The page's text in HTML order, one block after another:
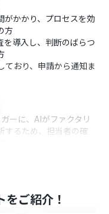
がかかり、プロセスを効
方
を導入し、判断のばらつ
おり、申請から通知ま
ーに、AIがファクタリ
するため、担当者の確
ご紹介！